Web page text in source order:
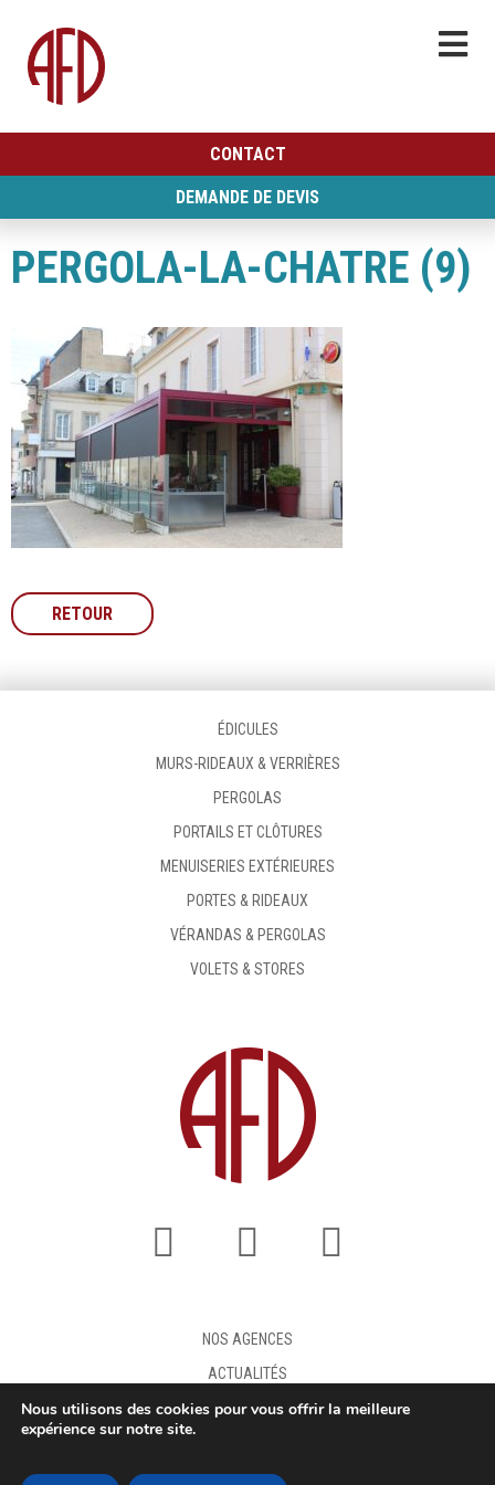
CONTACT
DEMANDE DE DEVIS
PERGOLA-LA-CHATRE (9)
RETOUR
ÉDICULES
MURS-RIDEAUX & VERRIÈRES
PERGOLAS
PORTAILS ET CLÔTURES
MENUISERIES EXTÉRIEURES
PORTES & RIDEAUX
VÉRANDAS & PERGOLAS
VOLETS & STORES
NOS AGENCES
ACTUALITÉS
FAQ
MENTIONS LÉGALES
Nous utilisons des cookies pour vous offrir la meilleure
expérience sur notre site.